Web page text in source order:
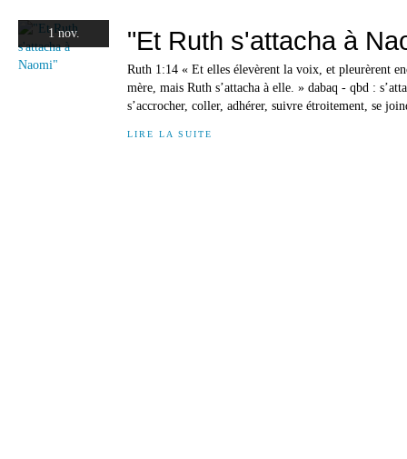
1 nov. "Et Ruth s'attacha à
Ruth 1:14 « Et elles élevèrent la voix, et pleurèrent
mère, mais Ruth s’attacha à elle. » dabaq - qbd :
s’accrocher, coller, adhérer, suivre étroitement, se
LIRE LA SUITE